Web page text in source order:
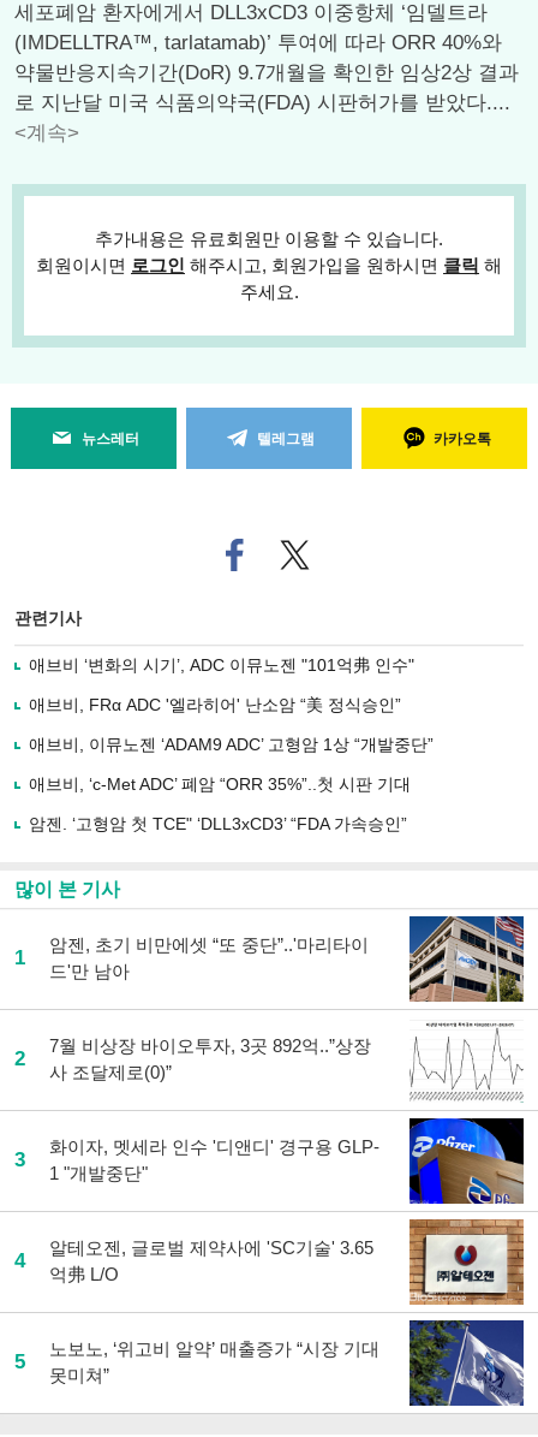
세포폐암 환자에게서 DLL3xCD3 이중항체 ‘임델트라
(IMDELLTRA™, tarlatamab)’ 투여에 따라 ORR 40%와
약물반응지속기간(DoR) 9.7개월을 확인한 임상2상 결과
로 지난달 미국 식품의약국(FDA) 시판허가를 받았다....
<계속>
추가내용은 유료회원만 이용할 수 있습니다.
회원이시면 로그인 해주시고, 회원가입을 원하시면 클릭 해
주세요.
뉴스레터 텔레그램 카카오톡
페
이
로
기
사
유
기
트위
터로
관련기사
애브비 ‘변화의 시기’, ADC 이뮤노젠 "101억弗 인수"
애브비, FRα ADC '엘라히어' 난소암 “美 정식승인”
애브비, 이뮤노젠 ‘ADAM9 ADC’ 고형암 1상 “개발중단”
애브비, ‘c-Met ADC’ 폐암 “ORR 35%”..첫 시판 기대
암젠. ‘고형암 첫 TCE" ‘DLL3xCD3’ “FDA 가속승인”
많이 본 기사
1
암젠, 초기 비만에셋 “또 중단”..'마리타이
드'만 남아
2
7월 비상장 바이오투자, 3곳 892억..”상장
사 조달제로(0)”
3
화이자, 멧세라 인수 '디앤디' 경구용 GLP-
1 "개발중단"
4
알테오젠, 글로벌 제약사에 'SC기술' 3.65
억弗 L/O
5
노보노, ‘위고비 알약’ 매출증가 “시장 기대
못미쳐”